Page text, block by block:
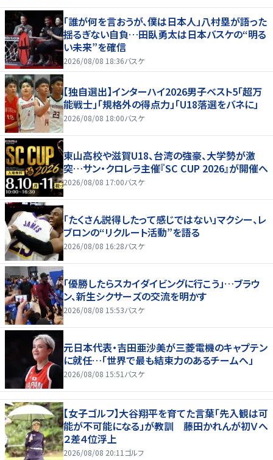
「誰が何を言おうが、僕は日本人」八村塁が語った
揺るぎない自負…田臥勇太は日本バスケの“明る
い未来”を確信
2026/08/08 18:36バスケ
【独自選出】インターハイ2026男子ベスト5「超万
能戦士」「規格外の得点力」「U18落選をバネに」
2026/08/08 18:00バスケ
東山高校や滋賀U18、台湾の強豪、大学勢が激
突…サン・クロレラ主催『SC CUP 2026』が開催へ
2026/08/08 17:00バスケ
「たくさん説得したって感じではない」マクシー、レ
ブロンの“リクルート活動”を語る
2026/08/08 16:28バスケ
「優勝したらスカイダイビングに行こう」…ブラウ
ン、新生シクサーズの交流を明かす
2026/08/08 15:53バスケ
元日本代表・吉田亜沙美が三菱電機のキャプテン
に就任…「世界で最も結束力のあるチームへ」
2026/08/08 15:51 バスケ
【女子ゴルフ】大谷翔平を育てた言葉「先入観は可
能が不可能になる」が教訓 藤田かれんが初Ｖへ
２差４位浮上
2026/08/08 20:11 ゴルフ